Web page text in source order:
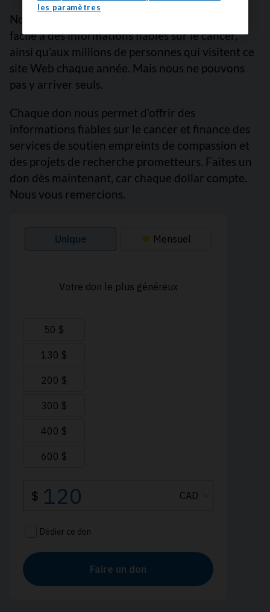
Nous sommes là pour vous garantir un accès
facile à des informations fiables sur le cancer,
ainsi qu’aux millions de personnes qui visitent ce
site Web chaque année. Mais nous ne pouvons
pas y arriver seuls.
Chaque don nous permet d’offrir des
informations fiables sur le cancer et finance des
services de soutien empreints de compassion et
des projets de recherche prometteurs. Faites un
don dès maintenant, car chaque dollar compte.
Nous vous remercions.
les paramètres